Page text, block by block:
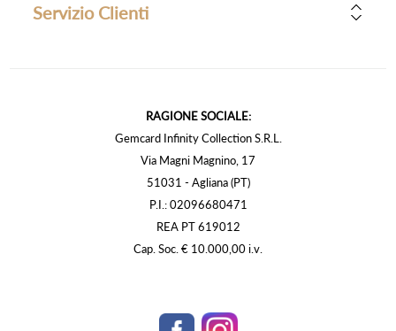
Servizio Clienti
RAGIONE SOCIALE:
Gemcard Infinity Collection S.R.L.
Via Magni Magnino, 17
51031 - Agliana (PT)
P.I.: 02096680471
REA PT 619012
Cap. Soc. € 10.000,00 i.v.